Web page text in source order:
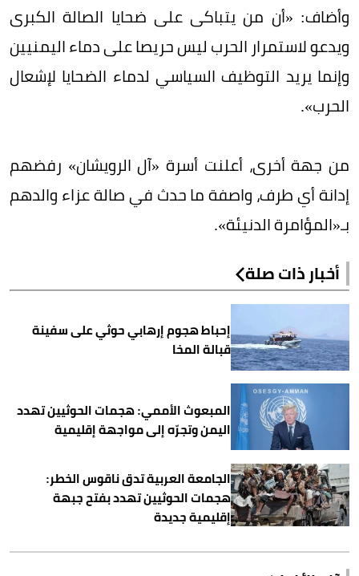
وأضاف: «أن من يتباكى على ضحايا الصالة الكبرى
ويدعو لاستمرار الحرب ليس حريصا على دماء اليمنيين
وإنما يريد التوظيف السياسي لدماء الضحايا لإشعال
الحرب».
من جهة أخرى، أعلنت أسرة «آل الرويشان» رفضهم
إدانة أي طرف، واصفة ما حدث في صالة عزاء والدهم
بـ«المؤامرة الدنيئة».
أخبار ذات صلة
إحباط هجوم إرهابي حوثي على سفينة
قبالة المخا
المبعوث الأممي: هجمات الحوثيين تهدد
اليمن وتجرّه إلى مواجهة إقليمية
الجامعة العربية تدق ناقوس الخطر:
هجمات الحوثيين تهدد بفتح جبهة
إقليمية جديدة